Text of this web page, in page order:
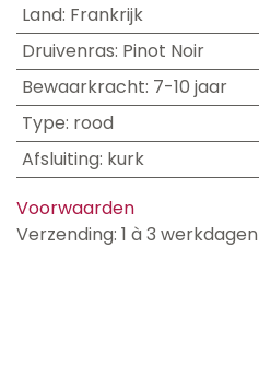
Land: Frankrijk
Druivenras: Pinot Noir
Bewaarkracht: 7-10 jaar
Type: rood
Afsluiting: kurk
Voorwaarden
Verzending: 1 à 3 werkdagen